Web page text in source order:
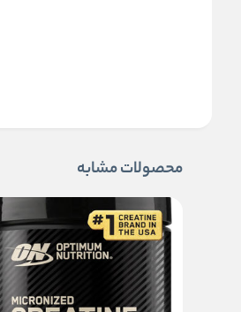
محصولات مشابه